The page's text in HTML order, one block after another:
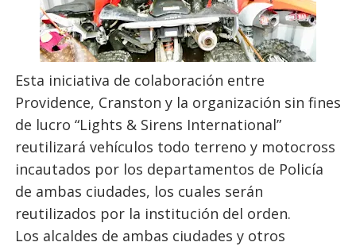
Esta iniciativa de colaboración entre
Providence, Cranston y la organización sin fines
de lucro “Lights & Sirens International”
reutilizará vehículos todo terreno y motocross
incautados por los departamentos de Policía
de ambas ciudades, los cuales serán
reutilizados por la institución del orden.
Los alcaldes de ambas ciudades y otros